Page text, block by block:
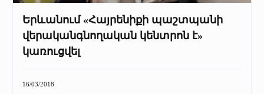
Երևանում «Հայրենիքի պաշտպանի
վերականգնողական կենտրոն է»
կառուցվել
16/03/2018